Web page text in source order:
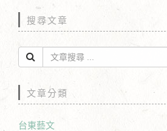
搜尋文章
文章分類
台東藝文